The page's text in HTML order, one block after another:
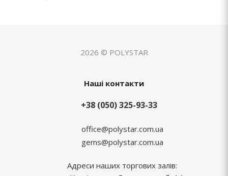
2026 © POLYSTAR
Наші контакти
+38 (050) 325-93-33
office@polystar.com.ua
gems@polystar.com.ua
Адреси наших торгових залів: